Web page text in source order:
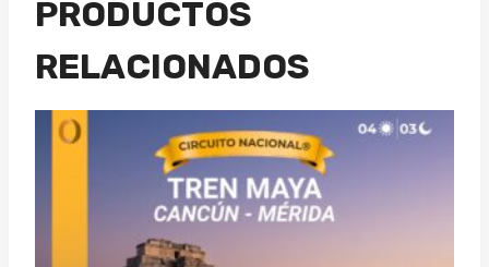
PRODUCTOS
RELACIONADOS